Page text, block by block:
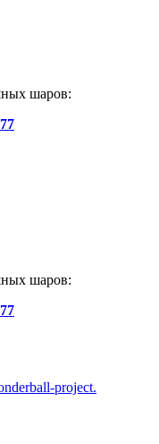
шаров:
шаров: